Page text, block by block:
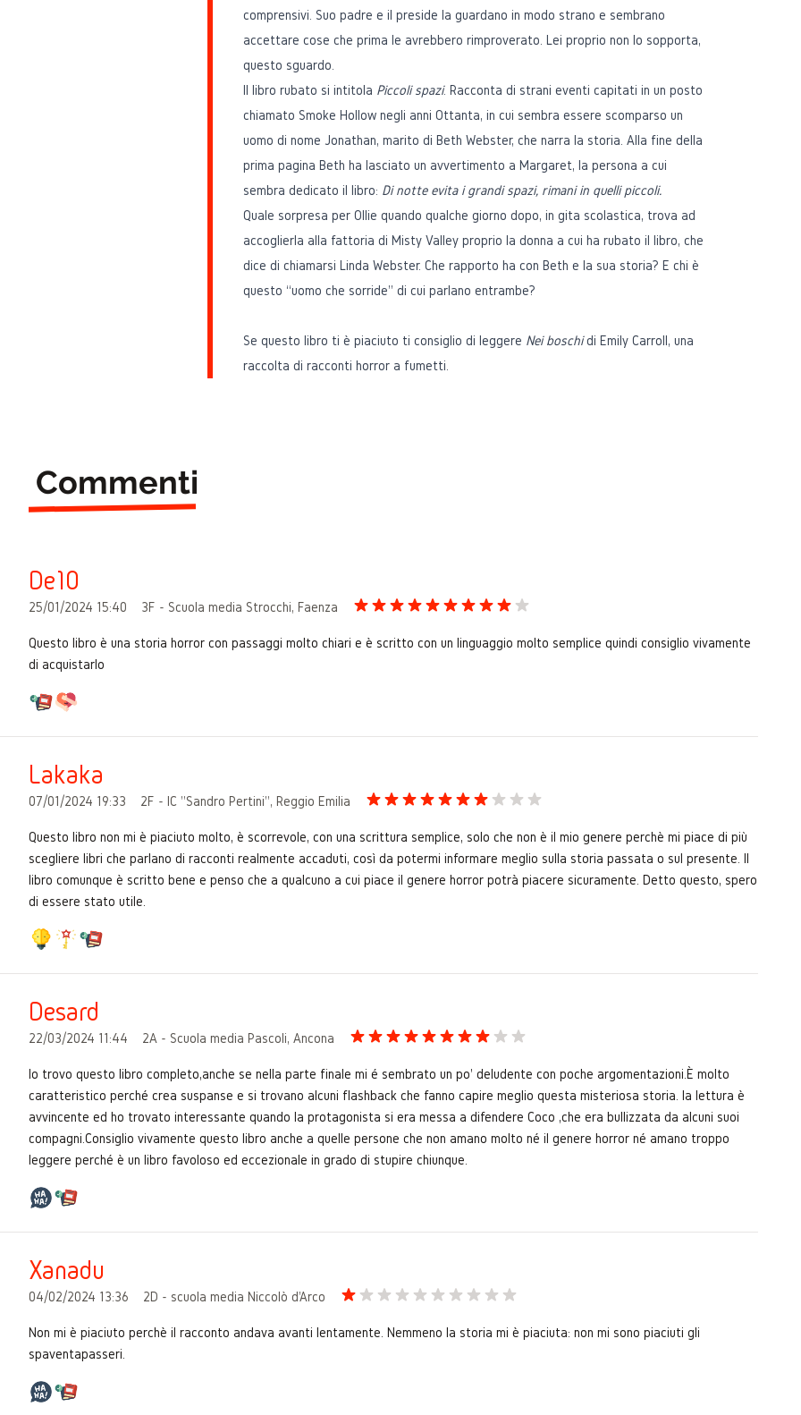
comprensivi. Suo padre e il preside la guardano in modo strano e sembrano
accettare cose che prima le avrebbero rimproverato. Lei proprio non lo sopporta,
questo sguardo.
Il libro rubato si intitola Piccoli spazi. Racconta di strani eventi capitati in un posto
chiamato Smoke Hollow negli anni Ottanta, in cui sembra essere scomparso un
uomo di nome Jonathan, marito di Beth Webster, che narra la storia. Alla fine della
prima pagina Beth ha lasciato un avvertimento a Margaret, la persona a cui
sembra dedicato il libro: Di notte evita i grandi spazi, rimani in quelli piccoli.
Quale sorpresa per Ollie quando qualche giorno dopo, in gita scolastica, trova ad
accoglierla alla fattoria di Misty Valley proprio la donna a cui ha rubato il libro, che
dice di chiamarsi Linda Webster. Che rapporto ha con Beth e la sua storia? E chi è
questo “uomo che sorride” di cui parlano entrambe?
Se questo libro ti è piaciuto ti consiglio di leggere Nei boschi di Emily Carroll, una
raccolta di racconti horror a fumetti.
Commenti
De10
25/01/2024 15:40 3F - Scuola media Strocchi, Faenza
Questo libro è una storia horror con passaggi molto chiari e è scritto con un linguaggio molto semplice quindi consiglio vivamente
di acquistarlo
Lakaka
07/01/2024 19:33 2F - IC "Sandro Pertini", Reggio Emilia
Questo libro non mi è piaciuto molto, è scorrevole, con una scrittura semplice, solo che non è il mio genere perchè mi piace di più
scegliere libri che parlano di racconti realmente accaduti, così da potermi informare meglio sulla storia passata o sul presente. Il
libro comunque è scritto bene e penso che a qualcuno a cui piace il genere horror potrà piacere sicuramente. Detto questo, spero
di essere stato utile.
Desard
22/03/2024 11:44 2A - Scuola media Pascoli, Ancona
Io trovo questo libro completo,anche se nella parte finale mi é sembrato un po' deludente con poche argomentazioni.È molto
caratteristico perché crea suspanse e si trovano alcuni flashback che fanno capire meglio questa misteriosa storia. la lettura è
avvincente ed ho trovato interessante quando la protagonista si era messa a difendere Coco ,che era bullizzata da alcuni suoi
compagni.Consiglio vivamente questo libro anche a quelle persone che non amano molto né il genere horror né amano troppo
leggere perché è un libro favoloso ed eccezionale in grado di stupire chiunque.
Xanadu
04/02/2024 13:36 2D - scuola media Niccolò d'Arco
Non mi è piaciuto perchè il racconto andava avanti lentamente. Nemmeno la storia mi è piaciuta: non mi sono piaciuti gli
spaventapasseri.